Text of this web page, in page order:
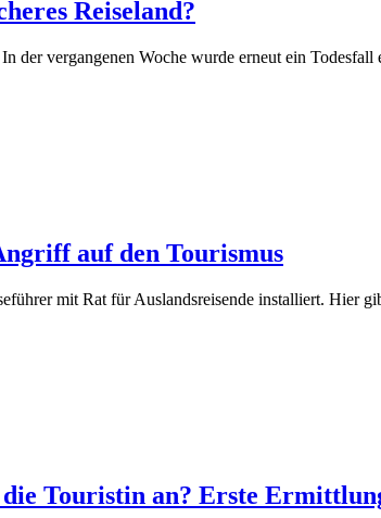
Reiseland?
vergangenen Woche wurde erneut ein
auf den Tourismus
mit Rat für Auslandsreisende installiert. Hier
Touristin an? Erste